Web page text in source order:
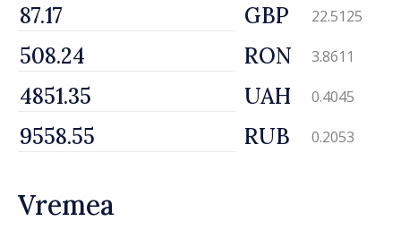
GBP 22.5125
RON 3.8611
UAH 0.4045
RUB 0.2053
Vremea